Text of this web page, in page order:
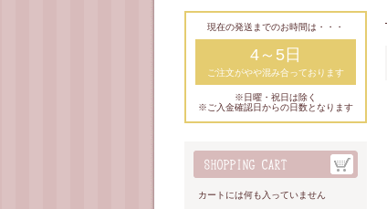
現在の発送までのお時間は・・・
4～5日
ご注文がやや混み合っております
※日曜・祝日は除く
※ご入金確認日からの日数となります
カートには何も入っていません